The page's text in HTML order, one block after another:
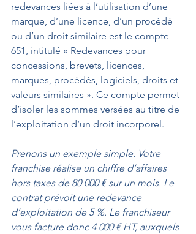
redevances liées à l’utilisation d’une
marque, d’une licence, d’un procédé
ou d’un droit similaire est le compte
651, intitulé « Redevances pour
concessions, brevets, licences,
marques, procédés, logiciels, droits et
valeurs similaires ». Ce compte permet
d’isoler les sommes versées au titre de
l’exploitation d’un droit incorporel.
Prenons un exemple simple. Votre
franchise réalise un chiffre d’affaires
hors taxes de 80 000 € sur un mois. Le
contrat prévoit une redevance
d’exploitation de 5 %. Le franchiseur
vous facture donc 4 000 € HT, auxquels